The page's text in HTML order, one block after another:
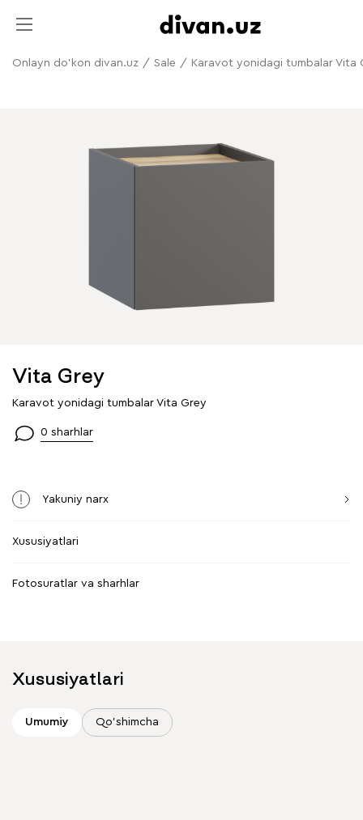
Onlayn do'kon divan.uz / Sale / Karavot yonidagi tumbalar Vita
Vita Grey
Karavot yonidagi tumbalar Vita Grey
0 sharhlar
Yakuniy narx
Xususiyatlari
Fotosuratlar va sharhlar
Xususiyatlari
Umumiy Qo'shimcha